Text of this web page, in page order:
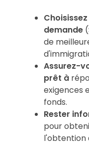
demande
de
Assurez-
prêt à
exigences
fonds.
Rester
pour
l'obtention